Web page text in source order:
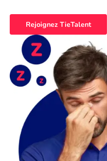
Rejoignez TieTalent